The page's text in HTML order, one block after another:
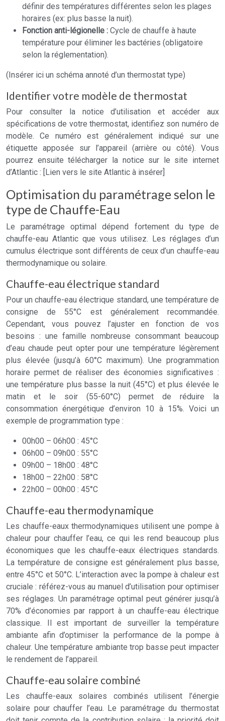
définir des températures différentes selon les plages
horaires (ex: plus basse la nuit).
Fonction anti-légionelle : Cycle de chauffe à haute
température pour éliminer les bactéries (obligatoire
selon la réglementation).
(Insérer ici un schéma annoté d’un thermostat type)
Identifier votre modèle de thermostat
Pour consulter la notice d’utilisation et accéder aux
spécifications de votre thermostat, identifiez son numéro de
modèle. Ce numéro est généralement indiqué sur une
étiquette apposée sur l’appareil (arrière ou côté). Vous
pourrez ensuite télécharger la notice sur le site internet
d’Atlantic : [Lien vers le site Atlantic à insérer]
Optimisation du paramétrage selon le
type de Chauffe-Eau
Le paramétrage optimal dépend fortement du type de
chauffe-eau Atlantic que vous utilisez. Les réglages d’un
cumulus électrique sont différents de ceux d’un chauffe-eau
thermodynamique ou solaire.
Chauffe-eau électrique standard
Pour un chauffe-eau électrique standard, une température de
consigne de 55°C est généralement recommandée.
Cependant, vous pouvez l’ajuster en fonction de vos
besoins : une famille nombreuse consommant beaucoup
d’eau chaude peut opter pour une température légèrement
plus élevée (jusqu’à 60°C maximum). Une programmation
horaire permet de réaliser des économies significatives :
une température plus basse la nuit (45°C) et plus élevée le
matin et le soir (55-60°C) permet de réduire la
consommation énergétique d’environ 10 à 15%. Voici un
exemple de programmation type :
00h00 – 06h00 : 45°C
06h00 – 09h00 : 55°C
09h00 – 18h00 : 48°C
18h00 – 22h00 : 58°C
22h00 – 00h00 : 45°C
Chauffe-eau thermodynamique
Les chauffe-eaux thermodynamiques utilisent une pompe à
chaleur pour chauffer l’eau, ce qui les rend beaucoup plus
économiques que les chauffe-eaux électriques standards.
La température de consigne est généralement plus basse,
entre 45°C et 50°C. L’interaction avec la pompe à chaleur est
cruciale : référez-vous au manuel d’utilisation pour optimiser
ses réglages. Un paramétrage optimal peut générer jusqu’à
70% d’économies par rapport à un chauffe-eau électrique
classique. Il est important de surveiller la température
ambiante afin d’optimiser la performance de la pompe à
chaleur. Une température ambiante trop basse peut impacter
le rendement de l’appareil.
Chauffe-eau solaire combiné
Les chauffe-eaux solaires combinés utilisent l’énergie
solaire pour chauffer l’eau. Le paramétrage du thermostat